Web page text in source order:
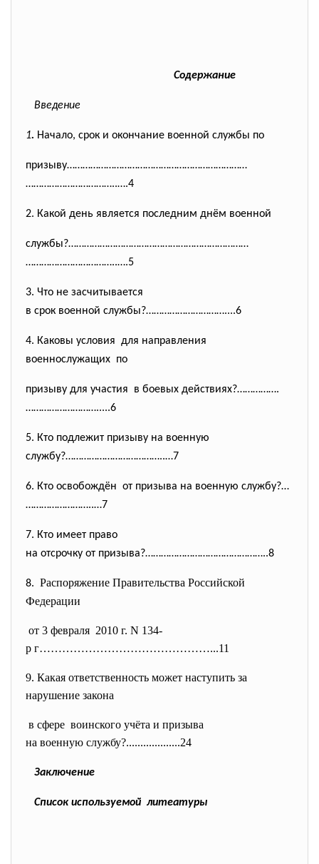
Содержание
Введение
1. Начало, срок и окончание военной службы по
призыву……………………………………………………………
……………………………..….4
2. Какой день является последним днём военной
службы?……………………………………………………………
……………………………..….5
3. Что не засчитывается
в срок военной службы?…………………………....6
4. Каковы условия для направления
военнослужащих по
призыву для участия в боевых действиях?…………….
……………………….....6
5. Кто подлежит призыву на военную
службу?………………………………..…7
6. Кто освобождён от призыва на военную службу?…
……………………..…7
7. Кто имеет право
на отсрочку от призыва?………………………………………..8
8. Распоряжение Правительства Российской
Федерации
от 3 февраля 2010 г. N 134-
р г………………………………………...11
9. Какая ответственность может наступить за
нарушение закона
в сфере воинского учёта и призыва
на военную службу?...................24
Заключение
Список используемой литеатуры